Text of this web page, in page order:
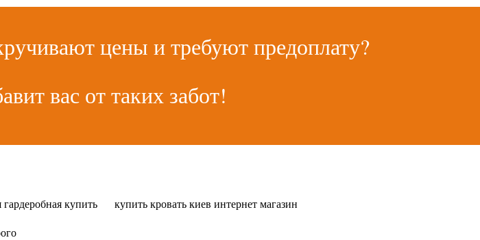
цены и требуют предоплату?
вас от таких забот!
гардеробная купить
купить кровать киев интернет магазин